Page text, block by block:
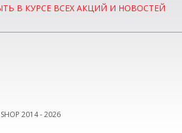
В КУРСЕ ВСЕХ АКЦИЙ И НОВОСТЕЙ
2014 -2026